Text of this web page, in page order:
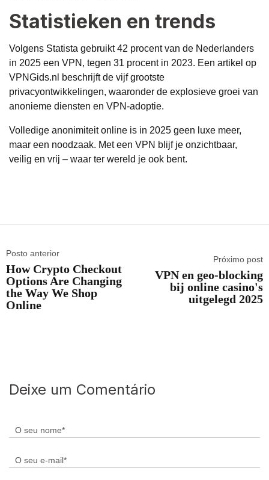
Statistieken en trends
Volgens Statista gebruikt 42 procent van de Nederlanders
in 2025 een VPN, tegen 31 procent in 2023. Een artikel op
VPNGids.nl
beschrijft de vijf grootste
privacyontwikkelingen, waaronder de explosieve groei van
anonieme diensten en VPN-adoptie.
Volledige anonimiteit online is in 2025 geen luxe meer,
maar een noodzaak. Met een VPN blijf je onzichtbaar,
veilig en vrij – waar ter wereld je ook bent.
Posto anterior
How Crypto Checkout
Options Are Changing
the Way We Shop
Online
Próximo post
VPN en geo-blocking
bij online casino's
uitgelegd 2025
Deixe um Comentário